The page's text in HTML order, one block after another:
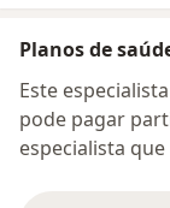
Planos de
Este
pode pagar
especialista